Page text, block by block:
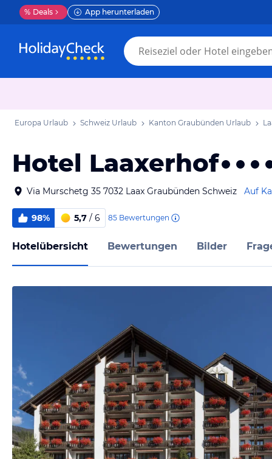
% Deals App herunterladen
Europa Urlaub Schweiz Urlaub Kanton Graubünden Urlaub
Hotel Laaxerhof
Via Murschetg 35 7032 Laax Graubünden Schweiz Auf
98% 5,7 / 6 85 Bewertungen
Hotelübersicht Bewertungen Bilder